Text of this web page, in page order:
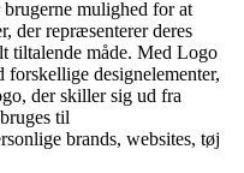
mulighed for at
der repræsenterer deres
tiltalende måde. Med Logo
forskellige designelementer,
der skiller sig ud fra
til
brands, websites, tøj